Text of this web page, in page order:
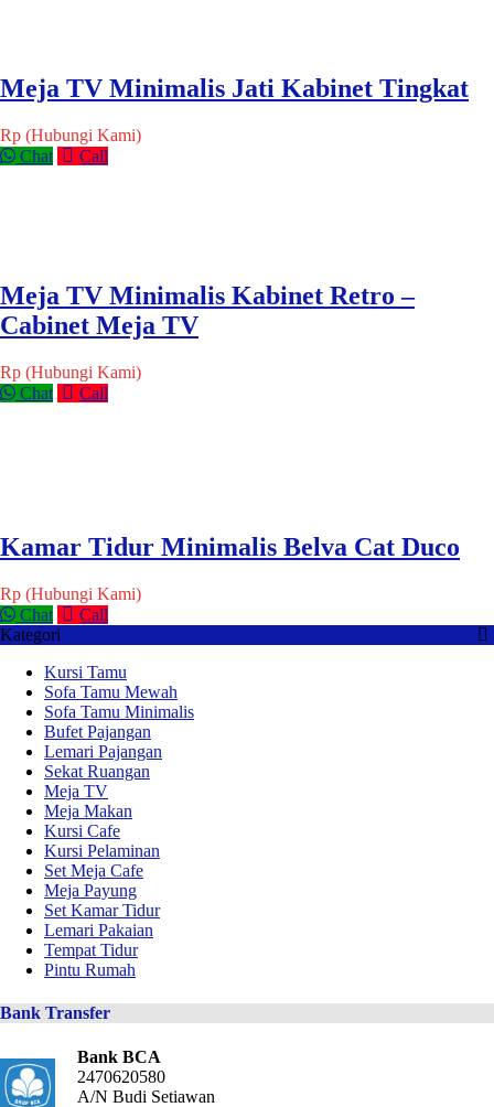
Meja TV Minimalis Jati Kabinet Tingkat
Rp (Hubungi Kami)
Chat
Call
Meja TV Minimalis Kabinet Retro –
Cabinet Meja TV
Rp (Hubungi Kami)
Chat
Call
Kamar Tidur Minimalis Belva Cat Duco
Rp (Hubungi Kami)
Chat
Call
Kategori
Kursi Tamu
Sofa Tamu Mewah
Sofa Tamu Minimalis
Bufet Pajangan
Lemari Pajangan
Sekat Ruangan
Meja TV
Meja Makan
Kursi Cafe
Kursi Pelaminan
Set Meja Cafe
Meja Payung
Set Kamar Tidur
Lemari Pakaian
Tempat Tidur
Pintu Rumah
Bank Transfer
Bank BCA
2470620580
A/N Budi Setiawan